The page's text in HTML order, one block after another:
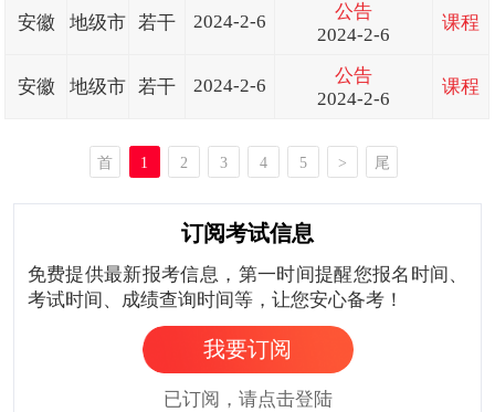
安徽 地级市 若干 2024-2-6
公告
2024-2-6
课程
安徽 地级市 若干 2024-2-6
公告
2024-2-6
课程
首
1 2 3 4 5 >
尾
订阅考试信息
免费提供最新报考信息，第一时间提醒您报名时间、
考试时间、成绩查询时间等，让您安心备考！
我要订阅
已订阅，请点击登陆